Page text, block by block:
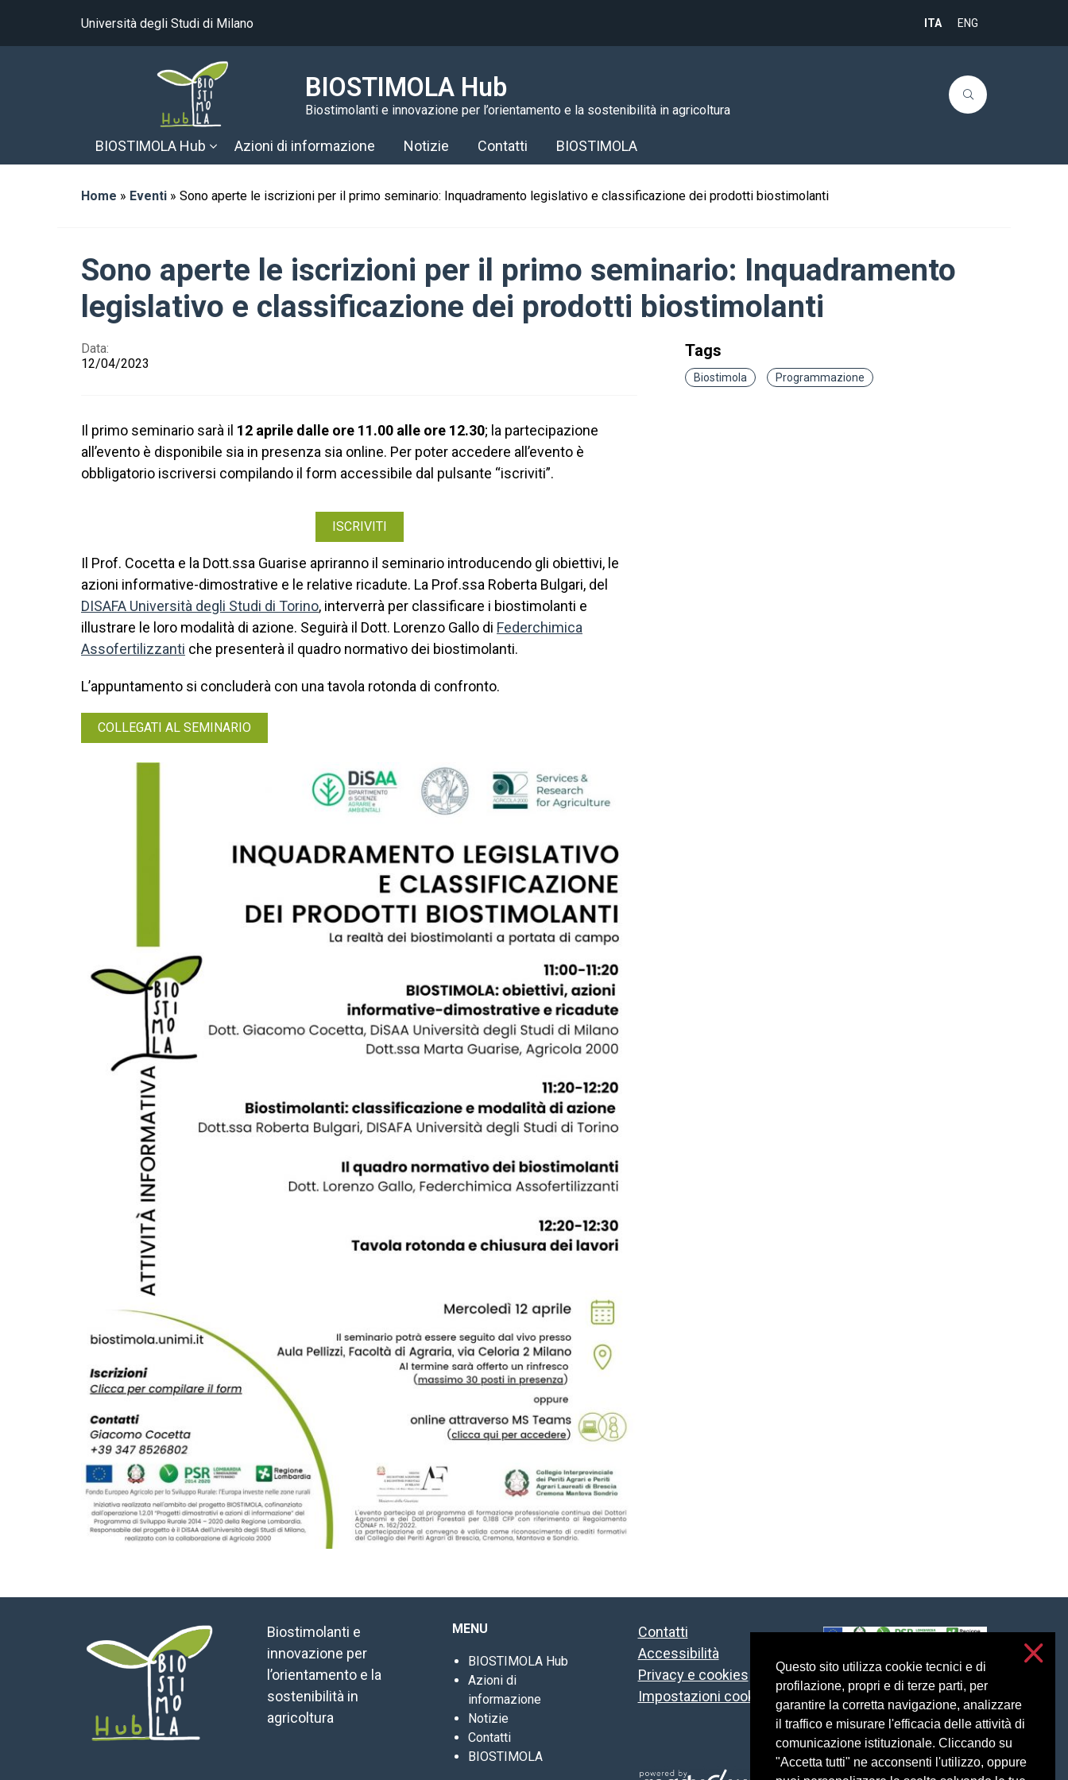
Questo sito utilizza cookie tecnici e di
profilazione, propri e di terze parti, per
garantire la corretta navigazione, analizzare
il traffico e misurare l'efficacia delle attività di
comunicazione istituzionale. Cliccando su
"Accetta tutti" ne acconsenti l'utilizzo, oppure
Università degli Studi di Milano ITA ENG
BIOSTIMOLA Hub
Biostimolanti e innovazione per l’orientamento e la sostenibilità in agricoltura
BIOSTIMOLA Hub Azioni di informazione Notizie Contatti BIOSTIMOLA
Home » Eventi » Sono aperte le iscrizioni per il primo seminario: Inquadramento legislativo e classificazione dei prodotti biostimolanti
Sono aperte le iscrizioni per il primo seminario: Inquadramento
legislativo e classificazione dei prodotti biostimolanti
Data:
12/04/2023
Il primo seminario sarà il 12 aprile dalle ore 11.00 alle ore 12.30; la partecipazione
all’evento è disponibile sia in presenza sia online. Per poter accedere all’evento è
obbligatorio iscriversi compilando il form accessibile dal pulsante “iscriviti”.
ISCRIVITI
Il Prof. Cocetta e la Dott.ssa Guarise apriranno il seminario introducendo gli obiettivi, le
azioni informative-dimostrative e le relative ricadute. La Prof.ssa Roberta Bulgari, del
DISAFA Università degli Studi di Torino, interverrà per classificare i biostimolanti e
illustrare le loro modalità di azione. Seguirà il Dott. Lorenzo Gallo di Federchimica
Assofertilizzanti che presenterà il quadro normativo dei biostimolanti.
L’appuntamento si concluderà con una tavola rotonda di confronto.
COLLEGATI AL SEMINARIO
Tags
Biostimola Programmazione
Biostimolanti e
innovazione per
l’orientamento e la
sostenibilità in
agricoltura
MENU
BIOSTIMOLA Hub
Azioni di
informazione
Notizie
Contatti
BIOSTIMOLA
Contatti
Accessibilità
Privacy e cookies
Impostazioni cookie
Fondo Europeo Agricolo
per lo Sviluppo Rurale:
l’Europa investe nelle
zone rurali